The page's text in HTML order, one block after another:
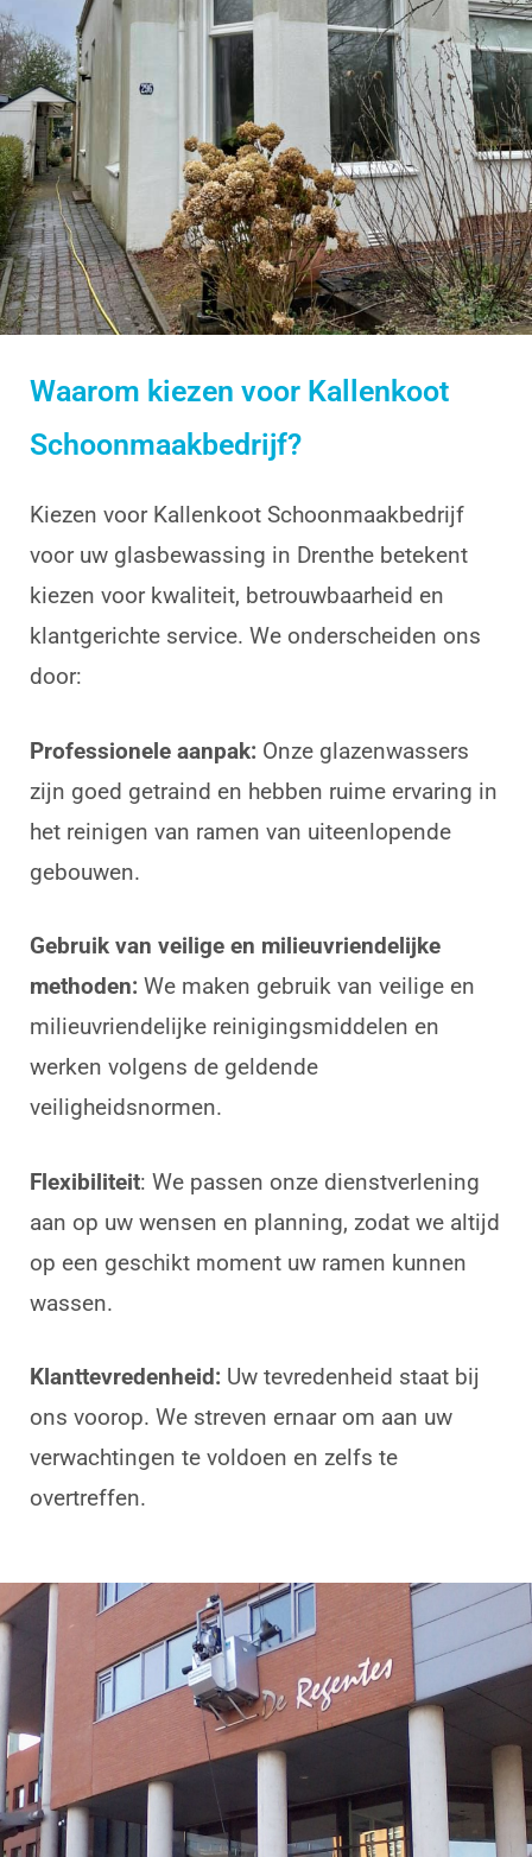
Waarom kiezen voor Kallenkoot
Schoonmaakbedrijf?
Kiezen voor Kallenkoot Schoonmaakbedrijf
voor uw glasbewassing in Drenthe betekent
kiezen voor kwaliteit, betrouwbaarheid en
klantgerichte service. We onderscheiden ons
door:
Professionele aanpak: Onze glazenwassers
zijn goed getraind en hebben ruime ervaring in
het reinigen van ramen van uiteenlopende
gebouwen.
Gebruik van veilige en milieuvriendelijke
methoden: We maken gebruik van veilige en
milieuvriendelijke reinigingsmiddelen en
werken volgens de geldende
veiligheidsnormen.
Flexibiliteit: We passen onze dienstverlening
aan op uw wensen en planning, zodat we altijd
op een geschikt moment uw ramen kunnen
wassen.
Klanttevredenheid: Uw tevredenheid staat bij
ons voorop. We streven ernaar om aan uw
verwachtingen te voldoen en zelfs te
overtreffen.